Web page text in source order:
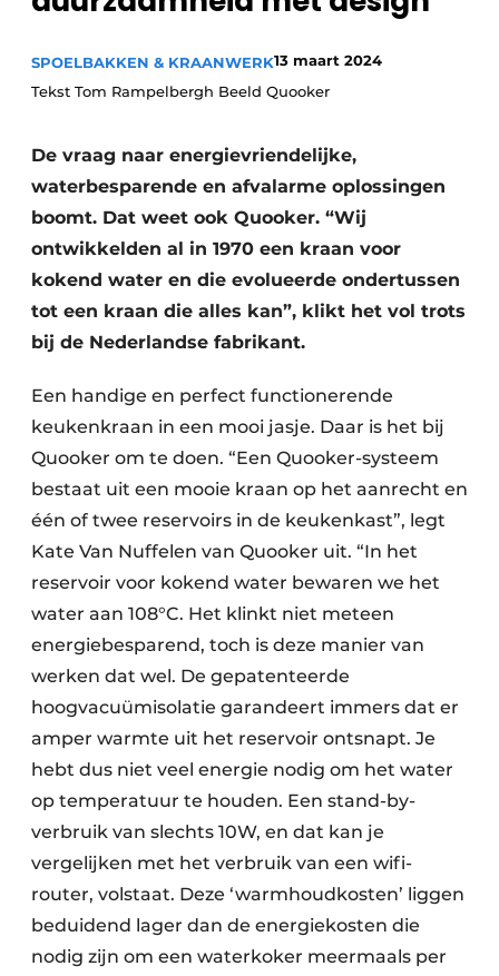
Privacy / Cookie statement
Video’s
SPOELBAKKEN & KRAANWERK13 maart 2024
Tekst Tom Rampelbergh Beeld Quooker
De vraag naar energievriendelijke,
waterbesparende en afvalarme oplossingen
boomt. Dat weet ook Quooker. “Wij
ontwikkelden al in 1970 een kraan voor
kokend water en die evolueerde ondertussen
tot een kraan die alles kan”, klikt het vol trots
bij de Nederlandse fabrikant.
Een handige en perfect functionerende
keuken­kraan in een mooi jasje. Daar is het bij
Quooker om te doen. “Een Quooker-systeem
bestaat uit een mooie kraan op het aanrecht en
één of twee reservoirs in de keukenkast”, legt
Kate Van Nuffelen van Quooker uit. “In het
reservoir voor kokend water bewaren we het
water aan 108°C. Het klinkt niet meteen
energiebesparend, toch is deze manier van
werken dat wel. De gepatenteerde
hoogvacuümisolatie garandeert immers dat er
amper warmte uit het reservoir ontsnapt. Je
hebt dus niet veel energie nodig om het water
op temperatuur te houden. Een stand-by-
verbruik van slechts 10W, en dat kan je
vergelijken met het verbruik van een wifi-
router, volstaat. Deze ‘warmhoudkosten’ liggen
beduidend lager dan de energiekosten die
nodig zijn om een waterkoker meermaals per